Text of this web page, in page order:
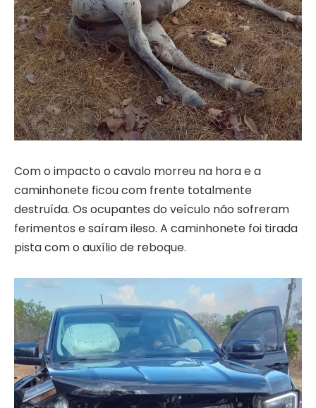
Com o impacto o cavalo morreu na hora e a
caminhonete ficou com frente totalmente
destruída. Os ocupantes do veículo não sofreram
ferimentos e saíram ileso. A caminhonete foi tirada
pista com o auxílio de reboque.